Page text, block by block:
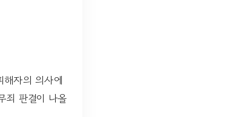
자의 의사에
죄 판결이 나올